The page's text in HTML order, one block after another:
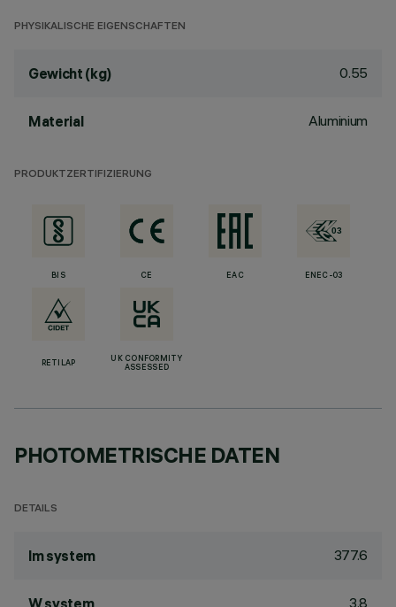
PHYSIKALISCHE EIGENSCHAFTEN
Gewicht (kg) 0.55
Material Aluminium
PRODUKTZERTIFIZIERUNG
BIS CE EAC ENEC-03
RETILAP
UK CONFORMITY
ASSESSED
PHOTOMETRISCHE DATEN
DETAILS
lm system 377.6
W system 3.8